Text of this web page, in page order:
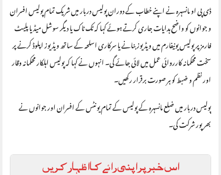
ڈی پی او مانسہرہ نے اپنے خطاب کے دوران پولیس دربار میں شریک تمام پولیس افسران
و جوانوں کو واضح ہدایات جاری کرتے ہوئے کہا کہ ٹک ٹاک یا دیگر سوشل میڈیا پلیٹ
فارمز پر پولیس یونیفارم میں ویڈیوز بنانے یا سرکاری اسلحہ کے ساتھ ویڈیوز اپلوڈ کرنے پر
سخت محکمانہ کارروائی عمل میں لائی جائے گی۔ انہوں نے کہا کہ پولیس اہلکار محکمانہ وقار
اور نظم و ضبط کو ہر صورت برقرار رکھیں۔
پولیس دربار میں ضلع مانسہرہ کے پولیس کے تمام یونٹس کے افسران اور جوانوں نے
بھرپور شرکت کی۔
اس خبر پر اپنی رائے کا اظہار کریں